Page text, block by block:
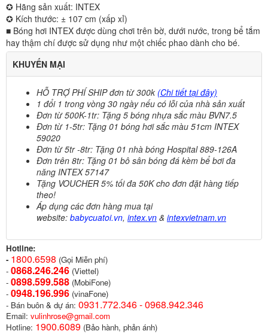
✪ Hãng sản xuất: INTEX
✪ Kích thước: ± 107 cm (xấp xỉ)
■ Bóng hơi INTEX được dùng chơi trên bờ, dưới nước, trong bể tắm
hay thậm chí được sử dụng như một chiếc phao dành cho bé.
KHUYẾN MẠI
HỖ TRỢ PHÍ SHIPđơn từ 300k (Chi tiết tại đây)
1 đổi 1 trong vòng 30 ngày nếu có lỗi của nhà sản xuất
Đơn từ 500K-1tr: Tặng 5 bóng nhựa sắc màu BVN7.5
Đơn từ 1-5tr: Tặng 01 bóng hơi sắc màu 51cm INTEX
59020
Đơn từ 5tr -8tr: Tặng 01 nhà bóng Hospital 889-126A
Đơn trên 8tr: Tặng 01 bô sân bóng đá kèm bể bơi đa
năng INTEX 57147
Tặng VOUCHER 5% tối đa 50K cho đơn đặt hàng tiếp
theo!
Áp dụng các đơn hàng mua tại
website: babycuatoi.vn, intex.vn & intexvietnam.vn
Hotline:
- 1800.6598 (Gọi Miễn phí)
- 0868.246.246 (Viettel)
- 0898.599.588 (MobiFone)
- 0948.196.996 (vinaFone)
- Bán buôn & dự án: 0931.772.346 - 0968.942.346
Email: vulinhrose@gmail.com
Hotline: 1900.6089 (Bảo hành, phản ánh)